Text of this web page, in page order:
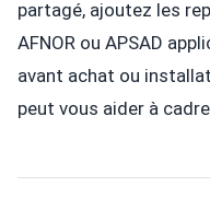
partagé, ajoutez les
AFNOR ou APSAD
avant achat ou
peut vous aider à